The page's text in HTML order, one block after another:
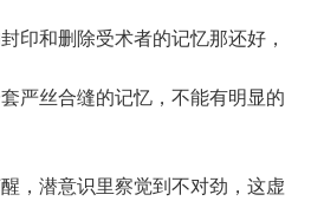
和删除受术者的记忆那还好，
严丝合缝的记忆，不能有明显的
潜意识里察觉到不对劲，这虚